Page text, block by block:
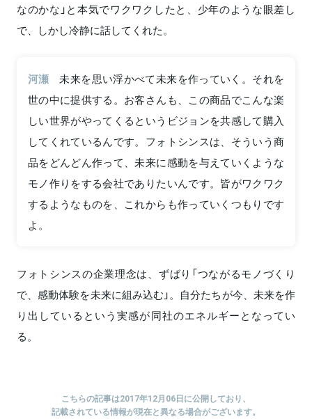
なのかな」と本気でワクワクしたと、少年のような眼差し
で、しかし冷静に話してくれた。
河瀬
未来を思い浮かべて未来を作っていく。それを
世の中に提供する。お客さんも、この商品でこんな楽
しい世界がやってくるというビジョンを共感して購入
してくれているんです。フォトシンスは、そういう商
品をどんどん作って、未来に感動を与えていくような
モノ作りをする会社でありたいんです。皆がワクワク
するようなものを、これからも作っていくつもりです
よ。
フォトシンスの企業理念は、ずばり「つながるモノづくり
で、感動体験を未来に組み込む」。自分たちが今、未来を作
り出しているという実感が同社のエネルギーとなってい
る。
こちらの記事は2017年12月06日に公開しており、
記載されている情報が現在と異なる場合がございます。